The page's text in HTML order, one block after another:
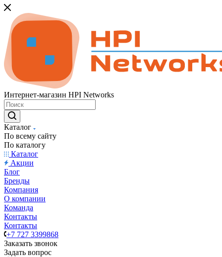
Интернет-магазин HPI Networks
Каталог
По всему сайту
По каталогу
Каталог
Акции
Блог
Бренды
Компания
О компании
Команда
Контакты
Контакты
+7 727 3399868
Заказать звонок
Задать вопрос